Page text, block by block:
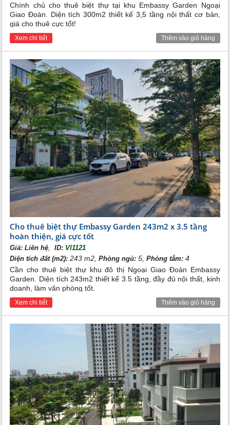
Chính chủ cho thuê biệt thự tại khu Embassy Garden Ngoại
Giao Đoàn. Diện tích 300m2 thiết kế 3,5 tầng nội thất cơ bản,
giá cho thuê cực tốt!
Xem chi tiết Thêm vào giỏ hàng
Cho thuê biệt thự Embassy Garden 243m2 x 3.5 tầng
hoàn thiện, giá cực tốt
Giá:Liên hệ ID: VI1121
Diện tích đất (m2): 243 m2,Phòng ngủ: 5,Phòng tắm: 4
Cần cho thuê biệt thự khu đô thị Ngoại Giao Đoàn Embassy
Garden. Diện tích 243m2 thiết kế 3.5 tầng, đầy đủ nội thất, kinh
doanh, làm văn phòng tốt.
Xem chi tiết Thêm vào giỏ hàng